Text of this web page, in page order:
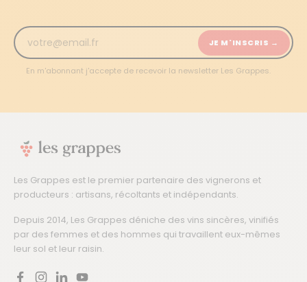
JE M'INSCRIS →
En m'abonnant j'accepte de recevoir la newsletter Les Grappes.
Les Grappes est le premier partenaire des vignerons et
producteurs : artisans, récoltants et indépendants.
Depuis 2014, Les Grappes déniche des vins sincères, vinifiés
par des femmes et des hommes qui travaillent eux-mêmes
leur sol et leur raisin.